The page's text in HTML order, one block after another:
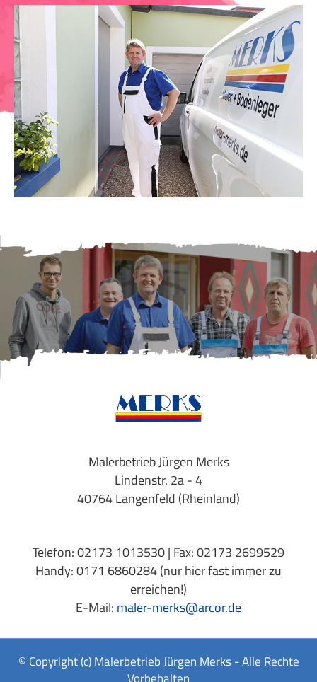
Malerbetrieb Jürgen Merks
Lindenstr. 2a - 4
40764 Langenfeld (Rheinland)
Telefon: 02173 1013530 | Fax: 02173 2699529
Handy: 0171 6860284 (nur hier fast immer zu
erreichen!)
E-Mail: maler-merks@arcor.de
© Copyright (c) Malerbetrieb Jürgen Merks - Alle Rechte